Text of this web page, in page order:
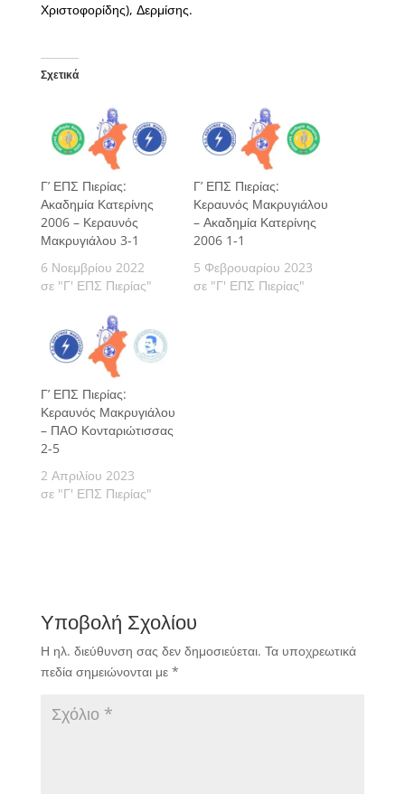
Χριστοφορίδης), Δερμίσης.
Σχετικά
Γ’ ΕΠΣ Πιερίας:
Ακαδημία Κατερίνης
2006 – Κεραυνός
Μακρυγιάλου 3-1
6 Νοεμβρίου 2022
σε "Γ' ΕΠΣ Πιερίας"
Γ’ ΕΠΣ Πιερίας:
Κεραυνός Μακρυγιάλου
– Ακαδημία Κατερίνης
2006 1-1
5 Φεβρουαρίου 2023
σε "Γ' ΕΠΣ Πιερίας"
Γ’ ΕΠΣ Πιερίας:
Κεραυνός Μακρυγιάλου
– ΠΑΟ Κονταριώτισσας
2-5
2 Απριλίου 2023
σε "Γ' ΕΠΣ Πιερίας"
Υποβολή Σχολίου
Η ηλ. διεύθυνση σας δεν δημοσιεύεται. Τα υποχρεωτικά
πεδία σημειώνονται με *